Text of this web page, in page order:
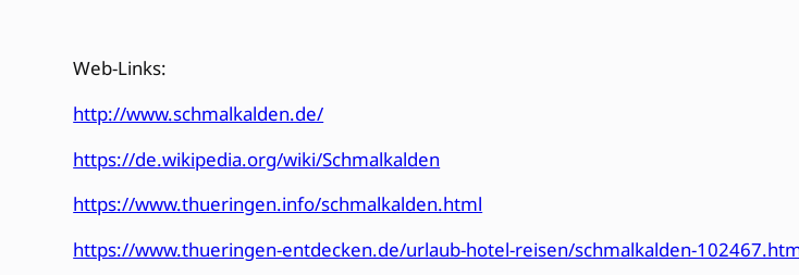
Web-Links:
http://www.schmalkalden.de/
https://de.wikipedia.org/wiki/Schmalkalden
https://www.thueringen.info/schmalkalden.html
https://www.thueringen-entdecken.de/urlaub-hotel-reisen/schmalkalden-